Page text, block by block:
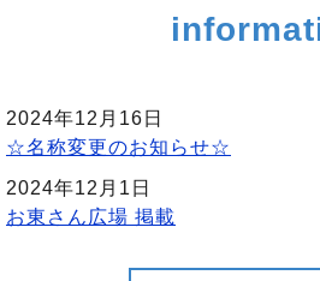
2024年12月16日
☆名称変更のお知らせ☆
2024年12月1日
お東さん広場 掲載